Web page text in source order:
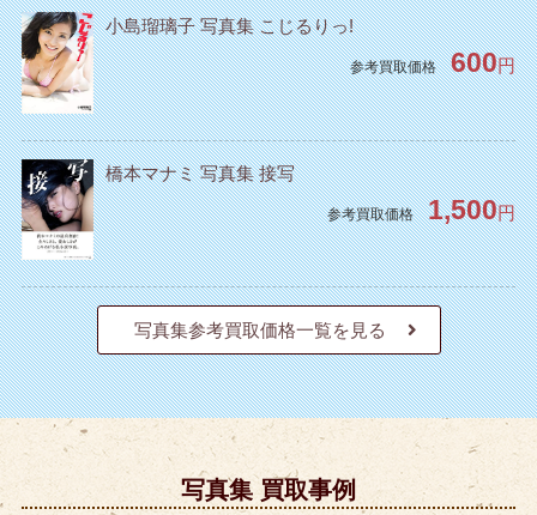
小島瑠璃子 写真集 こじるりっ!
参考買取価格 600円
橋本マナミ 写真集 接写
参考買取価格 1,500円
写真集参考買取価格一覧を見る
写真集 買取事例